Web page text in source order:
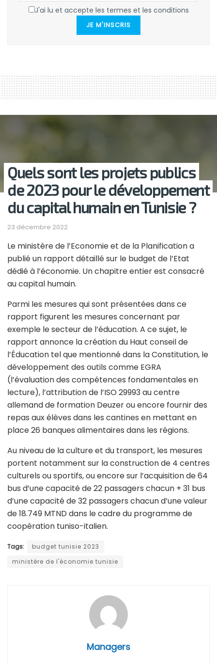
J'ai lu et accepte les termes et les conditions
JE M'INSCRIS
Quels sont les projets publics
de 2023 pour le développement
du capital humain en Tunisie ?
23 décembre 2022
Le ministère de l’Economie et de la Planification a
publié un rapport détaillé sur le budget de l’Etat
dédié à l’économie. Un chapitre entier est consacré
au capital humain.
Parmi les mesures qui sont présentées dans ce
rapport figurent les mesures concernant par
exemple le secteur de l’éducation. A ce sujet, le
rapport annonce la création du Haut conseil de
l’Éducation tel que mentionné dans la Constitution, le
développement des outils comme EGRA
(l’évaluation des compétences fondamentales en
lecture), l’attribution de l’ISO 29993 au centre
allemand de formation Deuzer ou encore fournir des
repas aux élèves dans les cantines en mettant en
place 26 banques alimentaires dans les régions.
Au niveau de la culture et du transport, les mesures
portent notamment sur la construction de 4 centres
culturels ou sportifs, ou encore sur l’acquisition de 64
bus d’une capacité de 22 passagers chacun + 31 bus
d’une capacité de 32 passagers chacun d’une valeur
de 18.749 MTND dans le cadre du programme de
coopération tuniso-italien.
Tags:
budget tunisie 2023
ministère de l'économie tunisie
Managers